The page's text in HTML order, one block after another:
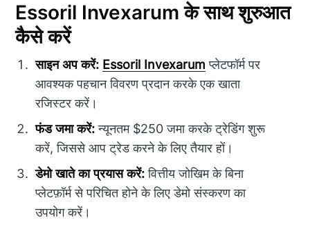
Essoril Invexarum के साथ शुरुआत
कैसे करें
साइन अप करें: Essoril Invexarum प्लेटफॉर्म पर
आवश्यक पहचान विवरण प्रदान करके एक खाता
रजिस्टर करें।
फंड जमा करें:न्यूनतम $250 जमा करके ट्रेडिंग शुरू
करें, जिससे आप ट्रेड करने के लिए तैयार हों।
डेमो खाते का प्रयास करें:वित्तीय जोखिम के बिना
प्लेटफ़ॉर्म से परिचित होने के लिए डेमो संस्करण का
उपयोग करें।